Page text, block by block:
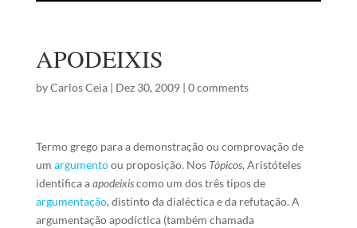
APODEIXIS
byCarlos Ceia| Dez 30, 2009| 0 comments
Termo grego para a demonstração ou comprovação de
um argumentoou proposição. Nos Tópicos, Aristóteles
identifica aapodeixiscomo um dos três tipos de
argumentação, distinto da dialéctica e da refutação. A
argumentação apodíctica (também chamada